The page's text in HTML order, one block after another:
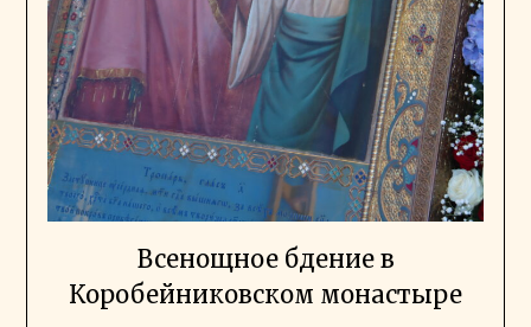
Всенощное бдение в
Коробейниковском монастыре